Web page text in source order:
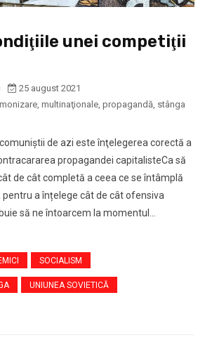
unei competiţii
25 august 2021
, multinaţionale, propagandă, stânga
de azi este înţelegerea corectă a
propagandei capitalisteCa să
de cât completă a ceea ce se întâmplă
a înțelege cât de cât ofensiva
să ne întoarcem la momentul...
SOCIALISM
UNIUNEA SOVIETICĂ